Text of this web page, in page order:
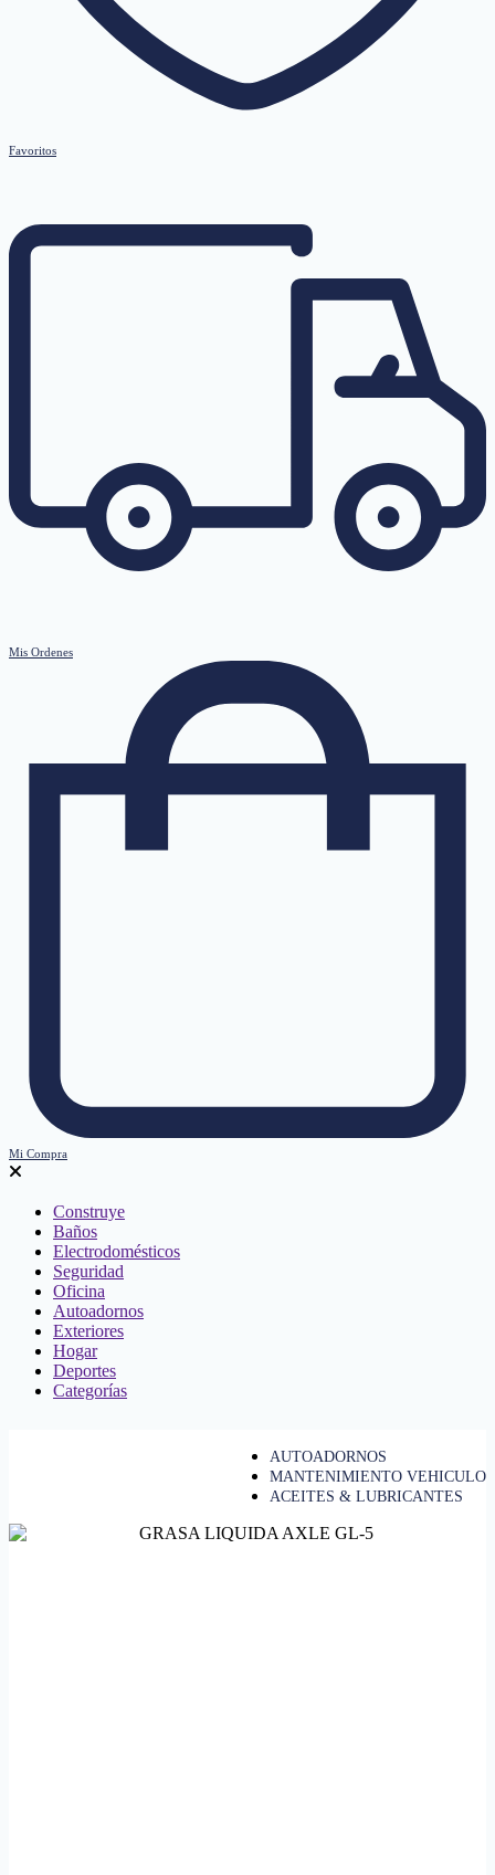
Favoritos
Mis Ordenes
Mi Compra
Construye
Baños
Electrodomésticos
Seguridad
Oficina
Autoadornos
Exteriores
Hogar
Deportes
Categorías
AUTOADORNOS
MANTENIMIENTO VEHICULO
ACEITES & LUBRICANTES